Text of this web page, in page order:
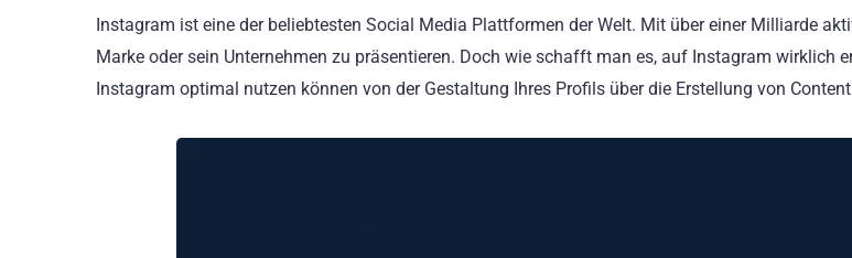
Instagram ist eine der beliebtesten Social Media Plattformen der Welt. Mit über einer Milliarde
Marke oder sein Unternehmen zu präsentieren. Doch wie schafft man es, auf Instagram wirklich
Instagram optimal nutzen können von der Gestaltung Ihres Profils über die Erstellung von